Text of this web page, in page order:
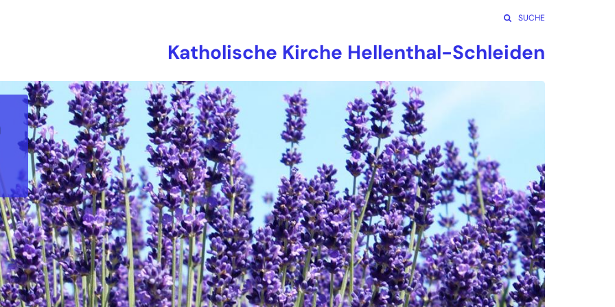
SUCHE
Katholische Kirche Hellenthal-Schleiden